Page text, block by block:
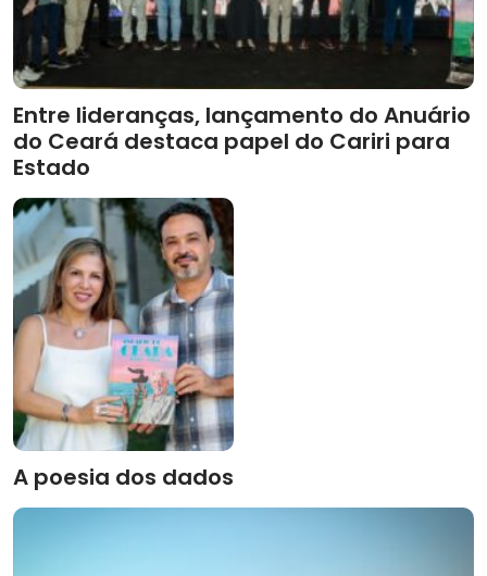
Entre lideranças, lançamento do Anuário
do Ceará destaca papel do Cariri para
Estado
A poesia dos dados